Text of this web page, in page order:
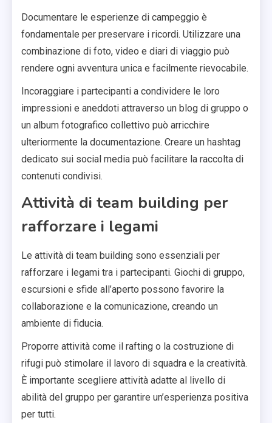
Documentare le esperienze di campeggio è
fondamentale per preservare i ricordi. Utilizzare una
combinazione di foto, video e diari di viaggio può
rendere ogni avventura unica e facilmente rievocabile.
Incoraggiare i partecipanti a condividere le loro
impressioni e aneddoti attraverso un blog di gruppo o
un album fotografico collettivo può arricchire
ulteriormente la documentazione. Creare un hashtag
dedicato sui social media può facilitare la raccolta di
contenuti condivisi.
Attività di team building per
rafforzare i legami
Le attività di team building sono essenziali per
rafforzare i legami tra i partecipanti. Giochi di gruppo,
escursioni e sfide all’aperto possono favorire la
collaborazione e la comunicazione, creando un
ambiente di fiducia.
Proporre attività come il rafting o la costruzione di
rifugi può stimolare il lavoro di squadra e la creatività.
È importante scegliere attività adatte al livello di
abilità del gruppo per garantire un’esperienza positiva
per tutti.